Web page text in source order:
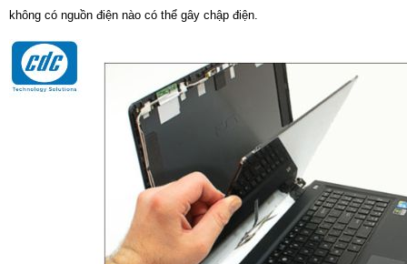
không có nguồn điện nào có thể gây chập điện.